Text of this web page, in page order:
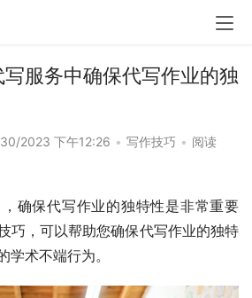
服务中确保代写作业的独
2023 下午12:26 • 写作技巧 • 阅读
确保代写作业的独特性是非常重要
巧，可以帮助您确保代写作业的独特
学术不端行为。